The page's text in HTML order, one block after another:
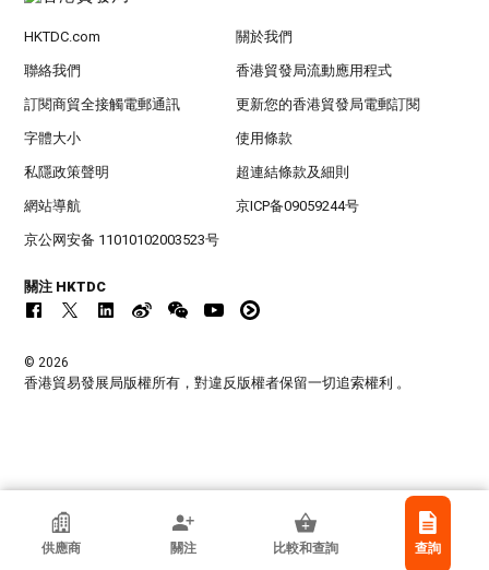
香港貿發局參展商
萬希泉鍾錶有限公司
供應商 關注 比較和查詢 查詢
HKTDC.com 關於我們
聯絡我們 香港貿發局流動應用程式
訂閱商貿全接觸電郵通訊 更新您的香港貿發局電郵訂閱
字體大小 使用條款
私隱政策聲明 超連結條款及細則
網站導航 京ICP备09059244号
京公网安备 11010102003523号
關注 HKTDC
© 2026
香港貿易發展局版權所有，對違反版權者保留一切追索權利 。